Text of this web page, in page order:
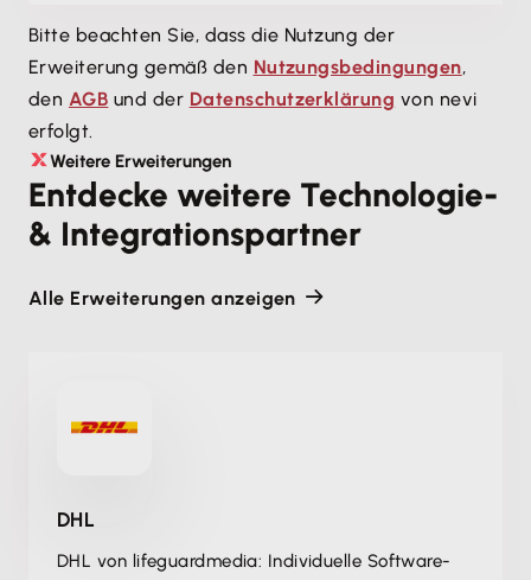
Bitte beachten Sie, dass die Nutzung der
Erweiterung gemäß den Nutzungsbedingungen,
den AGB und der Datenschutzerklärung von nevi
erfolgt.
Weitere Erweiterungen
Entdecke weitere Technologie-
& Integrationspartner
Alle Erweiterungen anzeigen
DHL
DHL von lifeguardmedia: Individuelle Software-